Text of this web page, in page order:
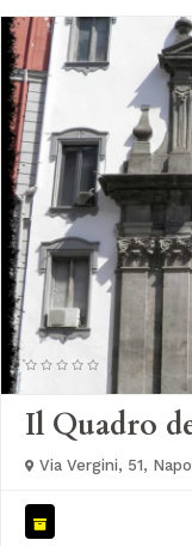
Il Quadro
Via Vergini, 51,